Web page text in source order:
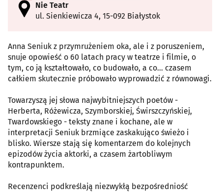
Nie Teatr
ul. Sienkiewicza 4, 15-092 Białystok
Anna Seniuk z przymrużeniem oka, ale i z poruszeniem,
snuje opowieść o 60 latach pracy w teatrze i filmie, o
tym, co ją kształtowało, co budowało, a co… czasem
całkiem skutecznie próbowało wyprowadzić z równowagi.
Towarzyszą jej słowa najwybitniejszych poetów -
Herberta, Różewicza, Szymborskiej, Świrszczyńskiej,
Twardowskiego - teksty znane i kochane, ale w
interpretacji Seniuk brzmiące zaskakująco świeżo i
blisko. Wiersze stają się komentarzem do kolejnych
epizodów życia aktorki, a czasem żartobliwym
kontrapunktem.
Recenzenci podkreślają niezwykłą bezpośredniość